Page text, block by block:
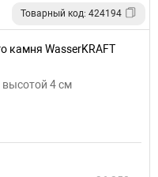
Товарный код: 424194
камня WasserKRAFT
высотой 4 см